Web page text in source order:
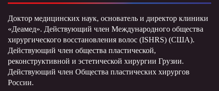
Доктор медицинских наук, основатель и директор клиники
«Деамед». Действующий член Международного общества
хирургического восстановления волос (ISHRS) (США).
Действующий член общества пластической,
реконструктивной и эстетической хирургии Грузии.
Действующий член Общества пластических хирургов
России.